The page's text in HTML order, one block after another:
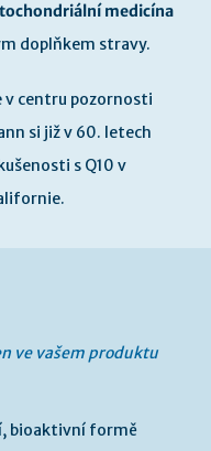
medicína
doplňkem stravy.
v centru pozornosti
si již v 60. letech
s Q10 v
ve vašem produktu
bioaktivní formě